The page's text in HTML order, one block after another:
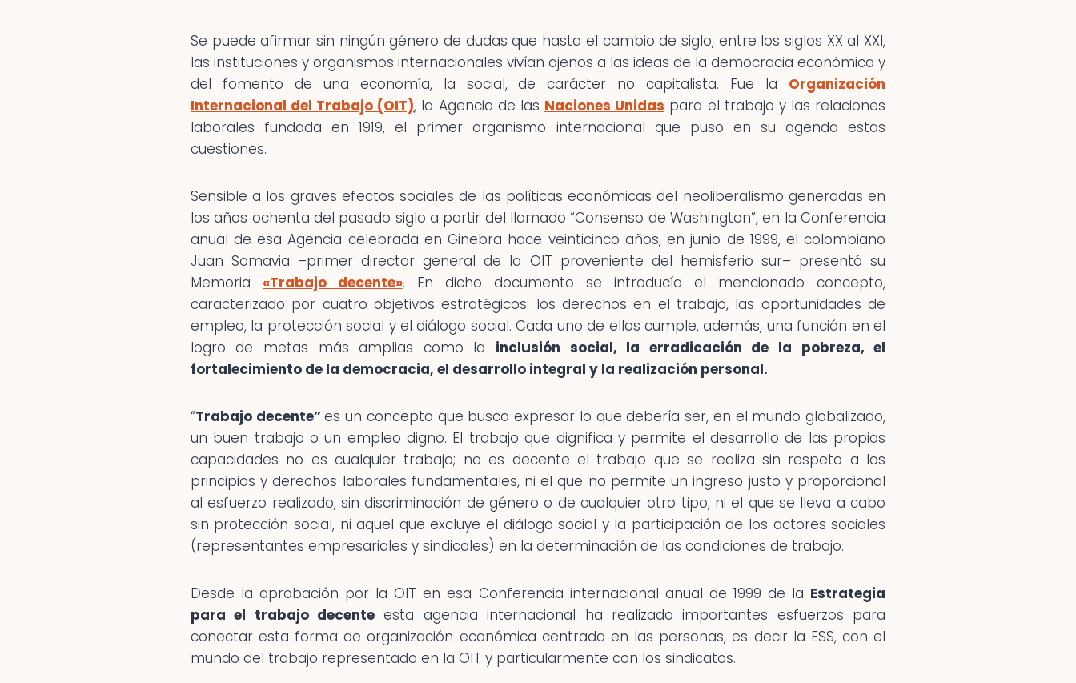
Se puede afirmar sin ningún género de dudas que hasta el cambio de siglo, entre los siglos XX al XXI,
las instituciones y organismos internacionales vivían ajenos a las ideas de la democracia económica y
del fomento de una economía, la social, de carácter no capitalista. Fue la Organización
Internacional del Trabajo (OIT), la Agencia de las Naciones Unidas para el trabajo y las relaciones
laborales fundada en 1919, el primer organismo internacional que puso en su agenda estas
cuestiones.
Sensible a los graves efectos sociales de las políticas económicas del neoliberalismo generadas en
los años ochenta del pasado siglo a partir del llamado “Consenso de Washington”, en la Conferencia
anual de esa Agencia celebrada en Ginebra hace veinticinco años, en junio de 1999, el colombiano
Juan Somavia –primer director general de la OIT proveniente del hemisferio sur– presentó su
Memoria «Trabajo decente». En dicho documento se introducía el mencionado concepto,
caracterizado por cuatro objetivos estratégicos: los derechos en el trabajo, las oportunidades de
empleo, la protección social y el diálogo social. Cada uno de ellos cumple, además, una función en el
logro de metas más amplias como la inclusión social, la erradicación de la pobreza, el
fortalecimiento de la democracia, el desarrollo integral y la realización personal.
“Trabajo decente”es un concepto que busca expresar lo que debería ser, en el mundo globalizado,
un buen trabajo o un empleo digno. El trabajo que dignifica y permite el desarrollo de las propias
capacidades no es cualquier trabajo; no es decente el trabajo que se realiza sin respeto a los
principios y derechos laborales fundamentales, ni el que no permite un ingreso justo y proporcional
al esfuerzo realizado, sin discriminación de género o de cualquier otro tipo, ni el que se lleva a cabo
sin protección social, ni aquel que excluye el diálogo social y la participación de los actores sociales
(representantes empresariales y sindicales) en la determinación de las condiciones de trabajo.
Desde la aprobación por la OIT en esa Conferencia internacional anual de 1999 de la Estrategia
para el trabajo decente esta agencia internacional ha realizado importantes esfuerzos para
conectar esta forma de organización económica centrada en las personas, es decir la ESS, con el
mundo del trabajo representado en la OIT y particularmente con los sindicatos.